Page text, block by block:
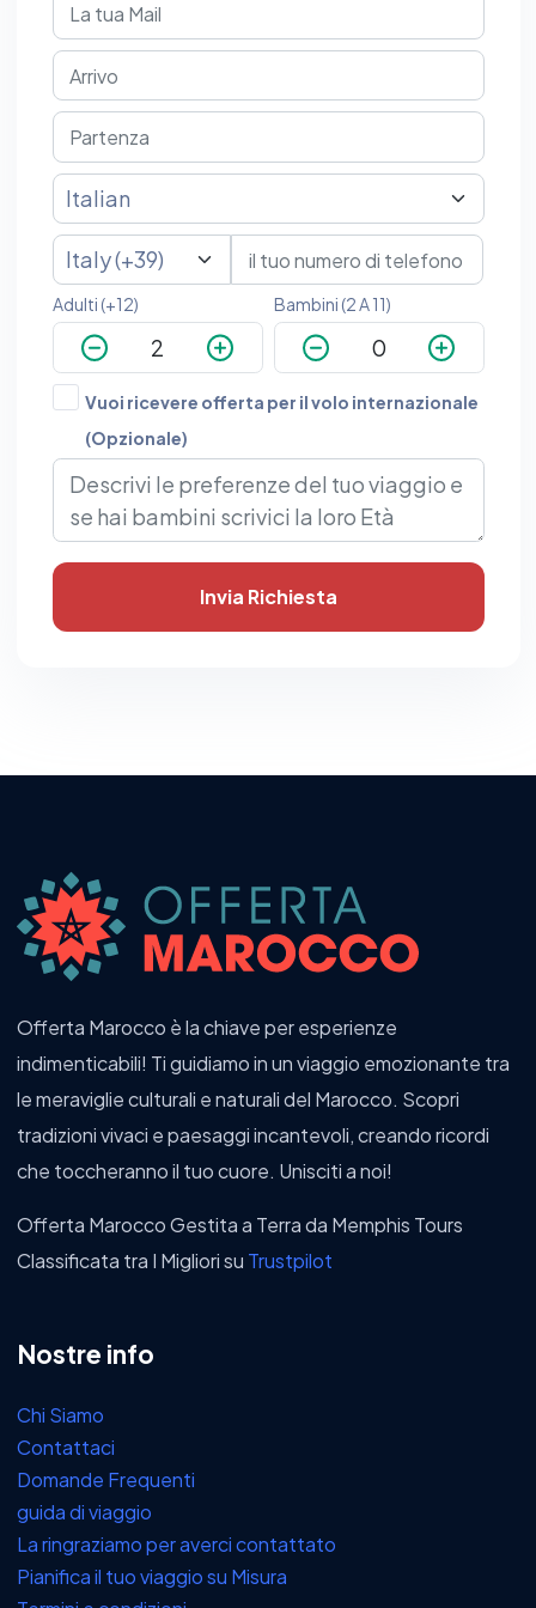
Adulti (+12) Bambini (2 A 11)
Vuoi ricevere offerta per il volo internazionale
(Opzionale)
Invia Richiesta
Offerta Marocco è la chiave per esperienze
indimenticabili! Ti guidiamo in un viaggio emozionante tra
le meraviglie culturali e naturali del Marocco. Scopri
tradizioni vivaci e paesaggi incantevoli, creando ricordi
che toccheranno il tuo cuore. Unisciti a noi!
Offerta Marocco Gestita a Terra da Memphis Tours
Classificata tra I Migliori su Trustpilot
Nostre info
Chi Siamo
Contattaci
Domande Frequenti
guida di viaggio
La ringraziamo per averci contattato
Pianifica il tuo viaggio su Misura